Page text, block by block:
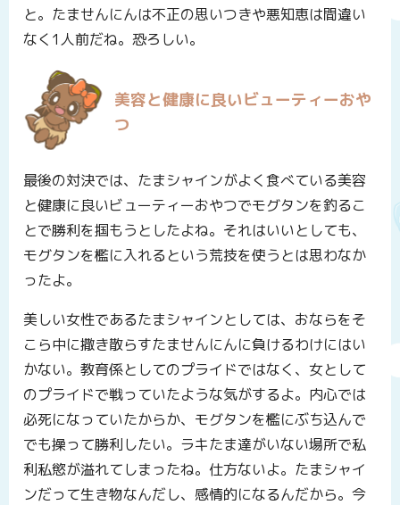
と。たませんにんは不正の思いつきや悪知恵は間違い
なく1人前だね。恐ろしい。
美容と健康に良いビューティーおや
つ
最後の対決では、たまシャインがよく食べている美容
と健康に良いビューティーおやつでモグタンを釣るこ
とで勝利を掴もうとしたよね。それはいいとしても、
モグタンを檻に入れるという荒技を使うとは思わなか
ったよ。
美しい女性であるたまシャインとしては、おならをそ
こら中に撒き散らすたませんにんに負けるわけにはい
かない。教育係としてのプライドではなく、女として
のプライドで戦っていたような気がするよ。内心では
必死になっていたからか、モグタンを檻にぶち込んで
でも操って勝利したい。ラキたま達がいない場所で私
利私慾が溢れてしまったね。仕方ないよ。たまシャイ
ンだって生き物なんだし、感情的になるんだから。今